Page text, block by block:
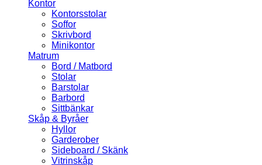
Kontor
Kontorsstolar
Soffor
Skrivbord
Minikontor
Matrum
Bord / Matbord
Stolar
Barstolar
Barbord
Sittbänkar
Skåp & Byråer
Hyllor
Garderober
Sideboard / Skänk
Vitrinskåp